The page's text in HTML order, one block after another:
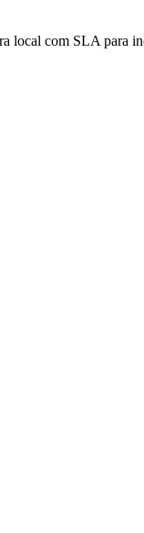
local com SLA para